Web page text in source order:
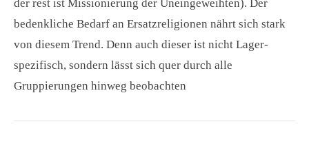
der rest ist Missionierung der Uneingeweihten). Der
bedenkliche Bedarf an Ersatzreligionen nährt sich stark
von diesem Trend. Denn auch dieser ist nicht Lager-
spezifisch, sondern lässt sich quer durch alle
Gruppierungen hinweg beobachten